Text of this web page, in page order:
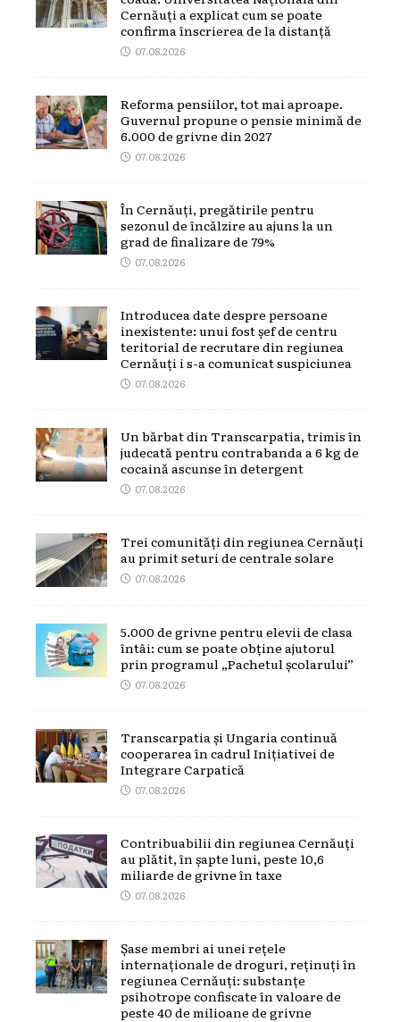
Cernăuți a explicat cum se poate
confirma înscrierea de la distanță
07.08.2026
Reforma pensiilor, tot mai aproape.
Guvernul propune o pensie minimă de
6.000 de grivne din 2027
07.08.2026
În Cernăuți, pregătirile pentru
sezonul de încălzire au ajuns la un
grad de finalizare de 79%
07.08.2026
Introducea date despre persoane
inexistente: unui fost șef de centru
teritorial de recrutare din regiunea
Cernăuți i s-a comunicat suspiciunea
07.08.2026
Un bărbat din Transcarpatia, trimis în
judecată pentru contrabanda a 6 kg de
cocaină ascunse în detergent
07.08.2026
Trei comunități din regiunea Cernăuți
au primit seturi de centrale solare
07.08.2026
5.000 de grivne pentru elevii de clasa
întâi: cum se poate obține ajutorul
prin programul „Pachetul școlarului”
07.08.2026
Transcarpatia și Ungaria continuă
cooperarea în cadrul Inițiativei de
Integrare Carpatică
07.08.2026
Contribuabilii din regiunea Cernăuți
au plătit, în șapte luni, peste 10,6
miliarde de grivne în taxe
07.08.2026
Șase membri ai unei rețele
internaționale de droguri, reținuți în
regiunea Cernăuți: substanțe
psihotrope confiscate în valoare de
peste 40 de milioane de grivne